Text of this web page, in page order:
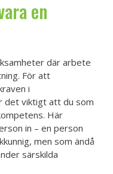
en
där arbete
För att
i
det viktigt att du som
Här
in – en person
men som ändå
särskilda